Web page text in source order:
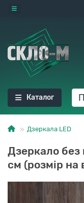
Каталог
Дзеркала LED
Дзеркало без
см (розмір на